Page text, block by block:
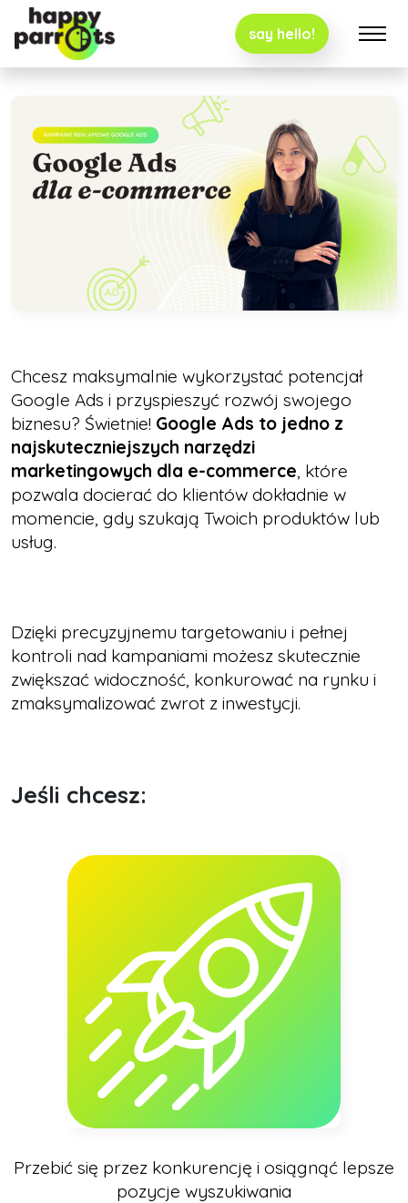
say hello!
Chcesz maksymalnie wykorzystać potencjał
Google Ads i przyspieszyć rozwój swojego
biznesu? Świetnie! Google Ads to jedno z
najskuteczniejszych narzędzi
marketingowych dla e-commerce , które
pozwala docierać do klientów dokładnie w
momencie, gdy szukają Twoich produktów lub
usług.
Dzięki precyzyjnemu targetowaniu i pełnej
kontroli nad kampaniami możesz skutecznie
zwiększać widoczność, konkurować na rynku i
zmaksymalizować zwrot z inwestycji.
Jeśli chcesz:
Przebić się przez konkurencję i osiągnąć lepsze
pozycje wyszukiwania